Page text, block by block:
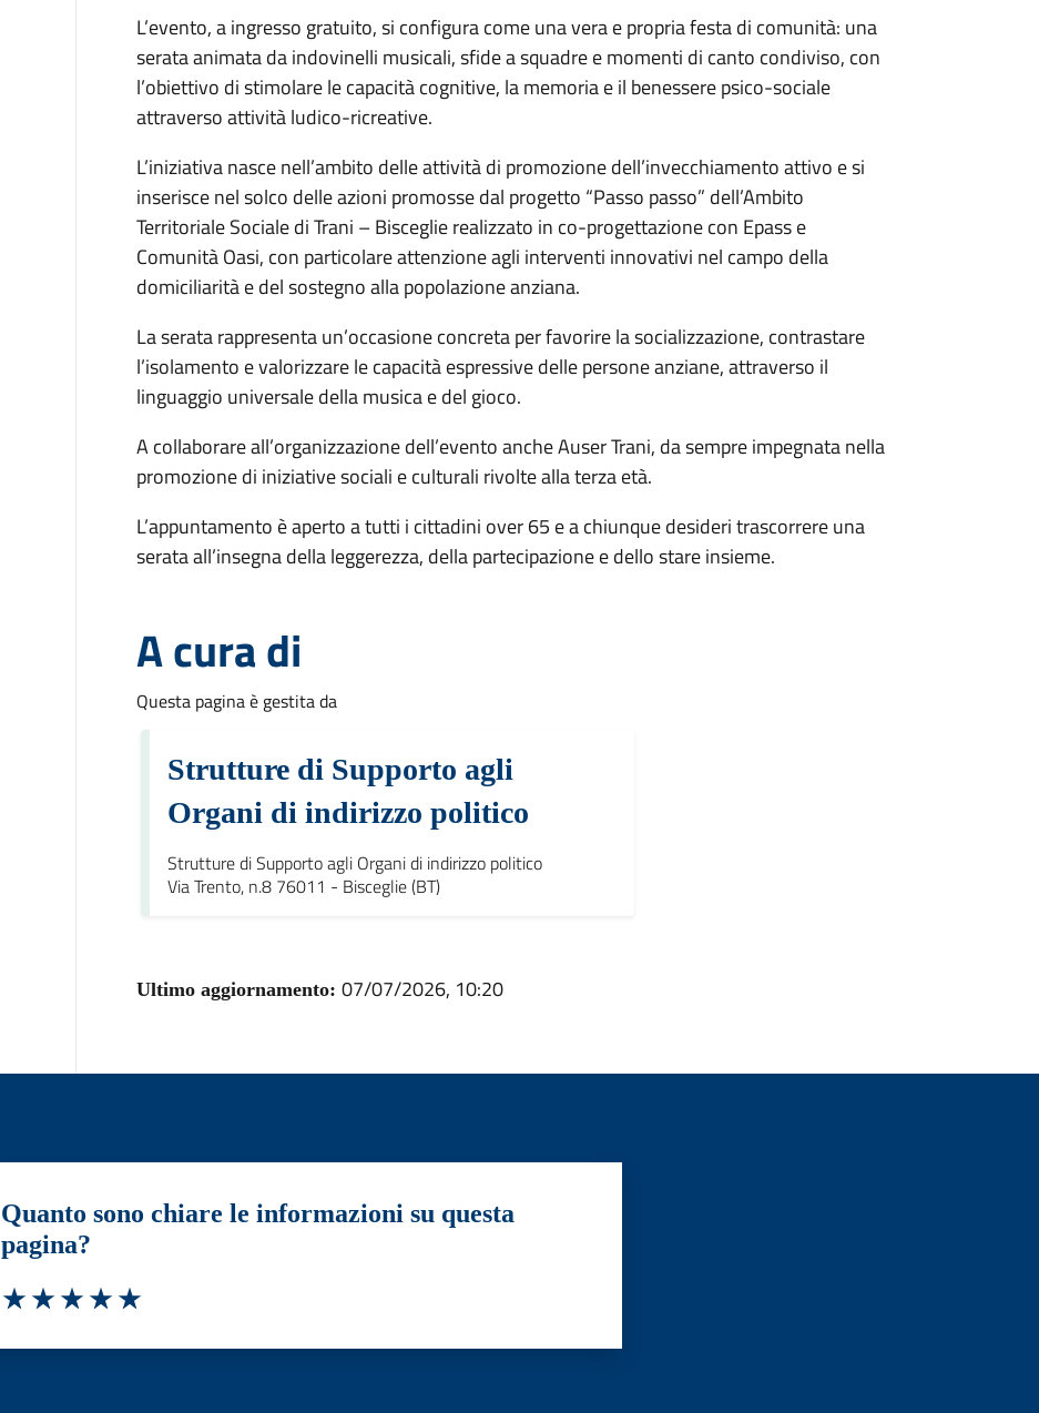
L’evento, a ingresso gratuito, si configura come una vera e propria festa di comunità: una
serata animata da indovinelli musicali, sfide a squadre e momenti di canto condiviso, con
l’obiettivo di stimolare le capacità cognitive, la memoria e il benessere psico-sociale
attraverso attività ludico-ricreative.
L’iniziativa nasce nell’ambito delle attività di promozione dell’invecchiamento attivo e si
inserisce nel solco delle azioni promosse dal progetto “Passo passo” dell’Ambito
Territoriale Sociale di Trani – Bisceglie realizzato in co-progettazione con Epass e
Comunità Oasi, con particolare attenzione agli interventi innovativi nel campo della
domiciliarità e del sostegno alla popolazione anziana.
La serata rappresenta un’occasione concreta per favorire la socializzazione, contrastare
l’isolamento e valorizzare le capacità espressive delle persone anziane, attraverso il
linguaggio universale della musica e del gioco.
A collaborare all’organizzazione dell’evento anche Auser Trani, da sempre impegnata nella
promozione di iniziative sociali e culturali rivolte alla terza età.
L’appuntamento è aperto a tutti i cittadini over 65 e a chiunque desideri trascorrere una
serata all’insegna della leggerezza, della partecipazione e dello stare insieme.
A cura di
Questa pagina è gestita da
Strutture di Supporto agli
Organi di indirizzo politico
Strutture di Supporto agli Organi di indirizzo politico
Via Trento, n.8 76011 - Bisceglie (BT)
Ultimo aggiornamento: 07/07/2026, 10:20
Quanto sono chiare le informazioni su questa
pagina?